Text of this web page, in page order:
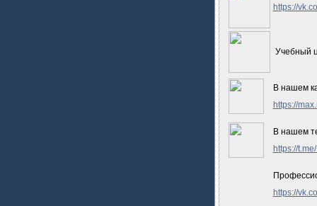
https://
Учебный
В нашем
https://
В нашем
https://
https://